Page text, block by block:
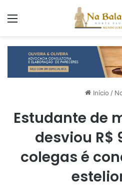
Início /
Estudante de
desviou R$
colegas é